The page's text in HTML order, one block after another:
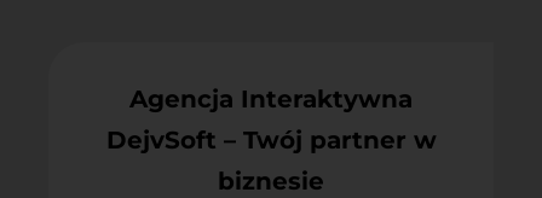
Agencja Interaktywna
DejvSoft – Twój partner w
biznesie